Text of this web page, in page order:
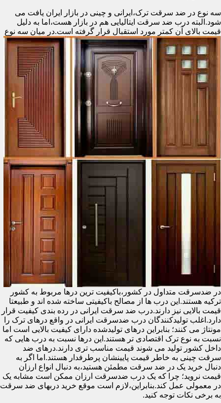
سه نوع در ضد سرقت ترک،ایرانی و چینی در بازار ایران یافت می
شود.البته درب ضد سرقت ایتالیایی هم در بازار هست،اما به دلیل
قیمت بالای آن کمتر مورد استقبال قرار گرفته است.در میان سه نوع
در ضدسرقت متداول در کشور،باکیفیت ترین درها مربوط به کشور
ترکیه هستند.این درب ها از مصالح باکیفیتی ساخته شده اند و طبیعتا
قیمت بالایی نیز دارند.درب ضد سرقت ایرانی در رده بندی کیفیت قرار
دارد.اغلب تولیدکنندگان درب ضدسرقت ایرانی در واقع درهای ترک را
مونتاژ می کنند؛ بنابراین درهای تولیدشده دارای کیفیت بالایی است اما
نسبت به نوع ترک اقتصادی تر هستند.این درها نسبت به درب هایی که
داخل کشور تولید می شوند قیمت مناسب تری دارند.درهای ضد
سرقت چینی به خاطر قیمت پایینشان پرطرفدار هستند.اما اگر به
دنبال خرید یک در ضد سرقت مطمئن هستید،به دنبال انواع ارزان
قیمت نروید؛ چرا که یک درب ضدسرقت ارزان ممکن است مشابه یک
در معمولی عمل کند.بنابراین،لازم است موقع خرید دربهای ضد سرقت
به برخی نکات توجه کنید.